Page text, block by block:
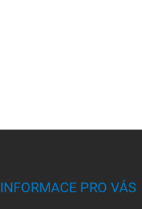
INFORMACE PRO VÁS